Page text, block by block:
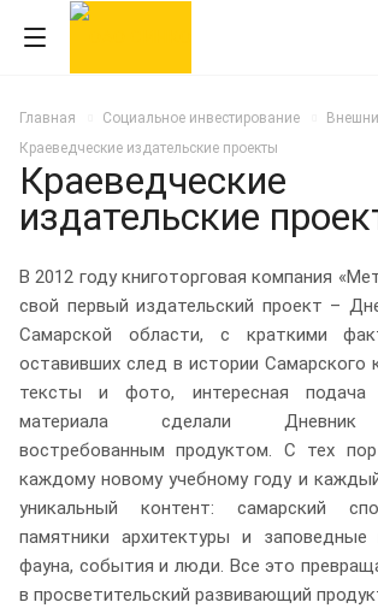
Главная Социальное инвестирование
Краеведческие издательские проекты
Краеведческие
издательские
В 2012 году книготорговая компания
свой первый издательский проект –
Самарской области, с краткими
оставивших след в истории Самарского
тексты и фото, интересная подача
материала сделали Дневник
востребованным продуктом. С тех
каждому новому учебному году и
уникальный контент: самарский
памятники архитектуры и
фауна, события и люди. Все это
в просветительский развивающий